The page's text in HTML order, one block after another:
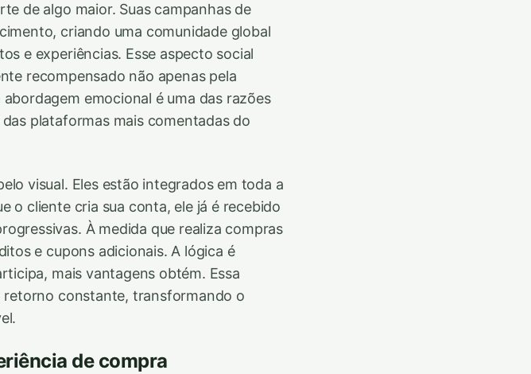
de algo maior. Suas campanhas de
criando uma comunidade global
e experiências. Esse aspecto social
recompensado não apenas pela
emocional é uma das razões
plataformas mais comentadas do
visual. Eles estão integrados em toda a
o cliente cria sua conta, ele já é recebido
À medida que realiza compras
e cupons adicionais. A lógica é
mais vantagens obtém. Essa
retorno constante, transformando o
de compra